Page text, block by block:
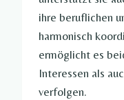
ihre beruflichen
harmonisch
ermöglicht es
Interessen als
verfolgen.